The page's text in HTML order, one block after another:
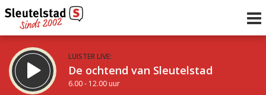
LUISTER LIVE:
De ochtend van Sleutelstad
6.00 - 12.00 uur